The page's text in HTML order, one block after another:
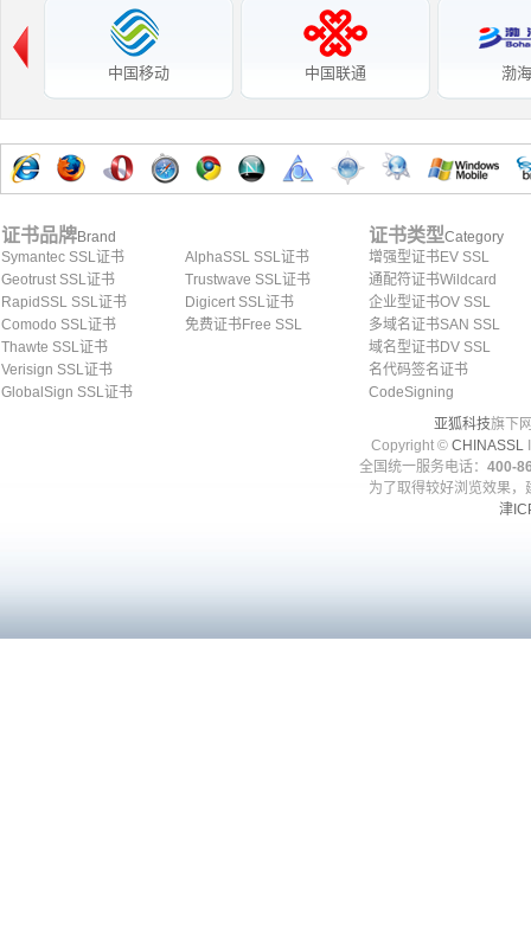
中国移动 中国联通 渤
证书品牌Brand
Symantec SSL证书
Geotrust SSL证书
RapidSSL SSL证书
Comodo SSL证书
Thawte SSL证书
Verisign SSL证书
GlobalSign SSL证书
AlphaSSL SSL证书
Trustwave SSL证书
Digicert SSL证书
免费证书Free SSL
证书类型Category
增强型证书EV SSL
通配符证书Wildcard
企业型证书OV SSL
多域名证书SAN SSL
域名型证书DV SSL
名代码签名证书
CodeSigning
亚狐科技旗下
Copyright © CHINASSL
全国统一服务电话： 400-
为了取得较好浏览效果
津